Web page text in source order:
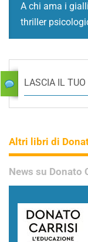
A chi ama i
thriller
LASCIA IL
Altri libri di
News su Donato